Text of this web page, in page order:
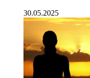
30.05.2025